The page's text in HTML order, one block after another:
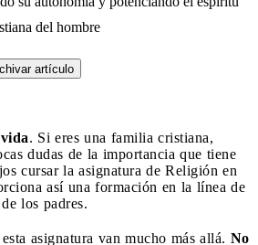
del hombre
artículo
. Si eres una familia cristiana,
dudas de la importancia que tiene
cursar la asignatura de Religión en
así una formación en la línea de
los padres.
asignatura van mucho más allá. No